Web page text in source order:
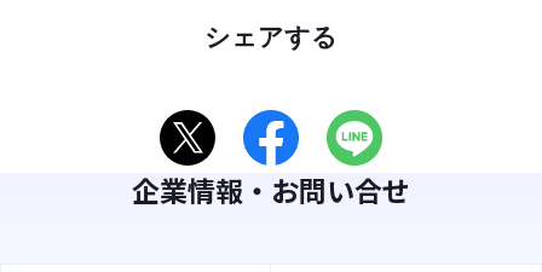
シェアする
企業情報・お問い合せ